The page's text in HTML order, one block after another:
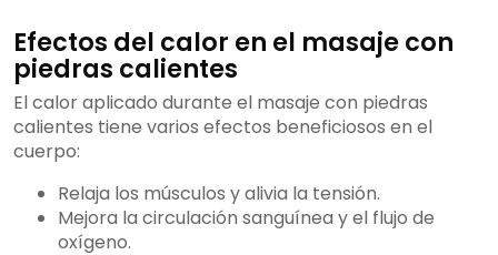
Efectos del calor en el masaje con
piedras calientes
El calor aplicado durante el masaje con piedras
calientes tiene varios efectos beneficiosos en el
cuerpo:
Relaja los músculos y alivia la tensión.
Mejora la circulación sanguínea y el flujo de
oxígeno.